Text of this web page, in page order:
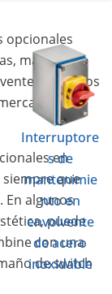
Interruptore
s de
mantenimie
nto en
envolvente
de acero
inoxidable
opcionales
mandos
Esto nos
en
que
algunos
puede
con una
de switch